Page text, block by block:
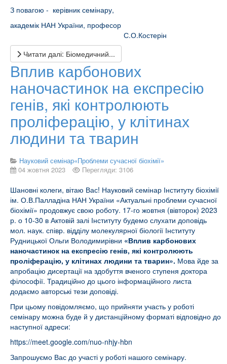
З повагою - керівник семінару,
академік НАН України, професор
С.О.Костерін
Читати далі: Біомедичний...
Вплив карбонових
наночастинок на експресію
генів, які контролюють
проліферацію, у клітинах
людини та тварин
Науковий семінар«Проблеми сучасної біохімії»
04 жовтня 2023
Перегляди: 3106
Шановні колеги, вітаю Вас! Науковий семінар Інституту біохімії
ім. О.В.Палладіна НАН України «Актуальні проблеми сучасної
біохімії» продовжує свою роботу. 17-го жовтня (вівторок) 2023
р. о 10-30 в Актовій залі Інституту будемо слухати доповідь
мол. наук. співр. відділу молекулярної біології Інституту
Рудницької Ольги Володимирівни «Вплив карбонових
наночастинок на експресію генів, які контролюють
проліферацію, у клітинах людини та тварин». Мова йде за
апробацію дисертації на здобуття вченого ступеня доктора
філософії. Традиційно до цього інформаційного листа
додаємо авторські тези доповіді.
При цьому повідомляємо, що прийняти участь у роботі
семінару можна буде й у дистанційному форматі відповідно до
наступної адреси:
https://meet.google.com/nuo-nhjy-hbn
Запрошуємо Вас до участі у роботі нашого семінару.